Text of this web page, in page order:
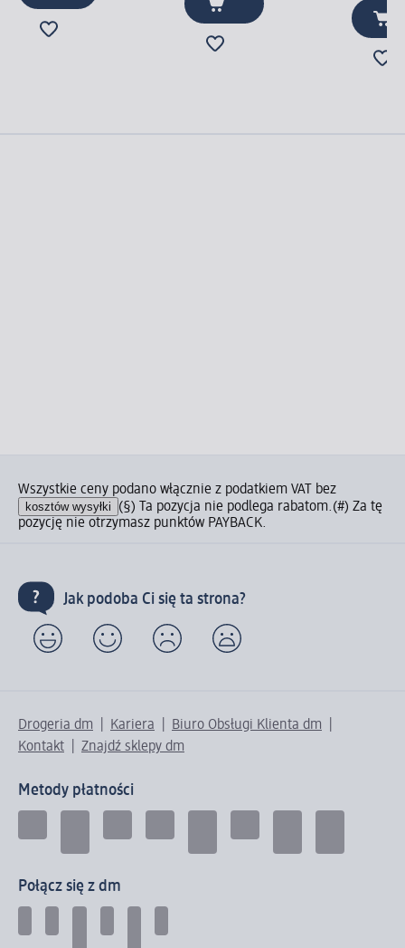
Wszystkie ceny podano włącznie z podatkiem VAT bez
kosztów wysyłki (§) Ta pozycja nie podlega rabatom.(#) Za tę
pozycję nie otrzymasz punktów PAYBACK.
Jak podoba Ci się ta strona?
Drogeria dm Kariera
Biuro Obsługi Klienta dm
Kontakt
Znajdź sklepy dm
Metody płatności
Połącz się z dm